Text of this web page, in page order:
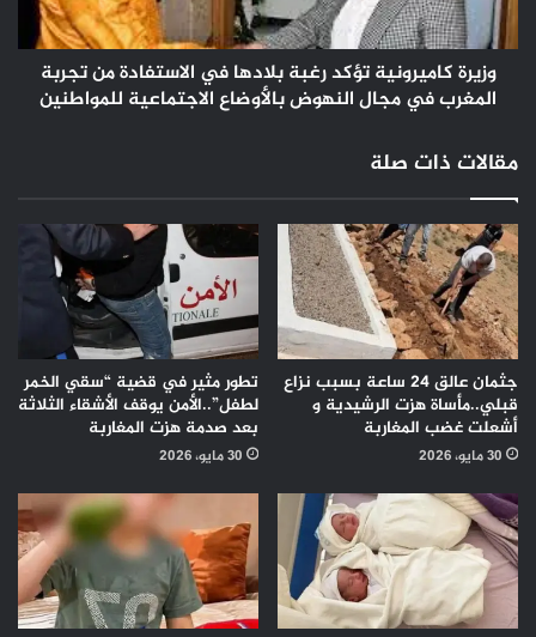
من
تجربة
المغرب
بالأوضاع
الاجتماعية
للمواطنين
وزيرة كاميرونية تؤكد رغبة بلادها في الاستفادة من تجربة
المغرب في مجال النهوض بالأوضاع الاجتماعية للمواطنين
مقالات ذات صلة
جثمان عالق 24 ساعة بسبب نزاع
قبلي..مأساة هزت الرشيدية و
أشعلت غضب المغاربة
30 مايو، 2026
تطور مثير في قضية “سقي الخمر
لطفل”..الأمن يوقف الأشقاء الثلاثة
بعد صدمة هزت المغاربة
30 مايو، 2026